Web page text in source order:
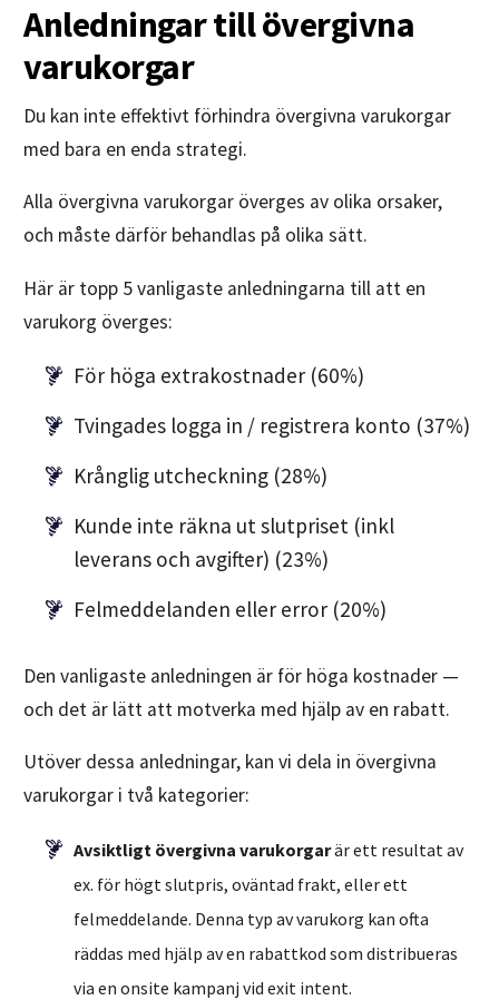
Anledningar till övergivna
varukorgar
Du kan inte effektivt förhindra övergivna varukorgar
med bara en enda strategi.
Alla övergivna varukorgar överges av olika orsaker,
och måste därför behandlas på olika sätt.
Här är topp 5 vanligaste anledningarna till att en
varukorg överges:
För höga extrakostnader (60%)
Tvingades logga in / registrera konto (37%)
Krånglig utcheckning (28%)
Kunde inte räkna ut slutpriset (inkl
leverans och avgifter) (23%)
Felmeddelanden eller error (20%)
Den vanligaste anledningen är för höga kostnader —
och det är lätt att motverka med hjälp av en rabatt.
Utöver dessa anledningar, kan vi dela in övergivna
varukorgar i två kategorier:
Avsiktligt övergivna varukorgarär ett resultat av
ex. för högt slutpris, oväntad frakt, eller ett
felmeddelande. Denna typ av varukorg kan ofta
räddas med hjälp av en rabattkod som distribueras
via en onsite kampanj vid exit intent.